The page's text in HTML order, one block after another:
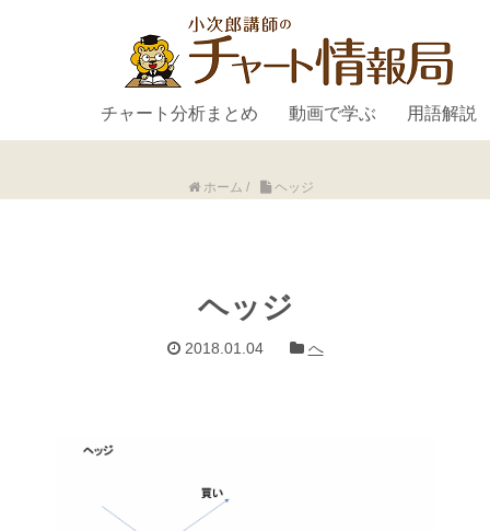
チャート分析まとめ 動画で学ぶ 用語解説
ホーム / ヘッジ
ヘッジ
2018.01.04 へ